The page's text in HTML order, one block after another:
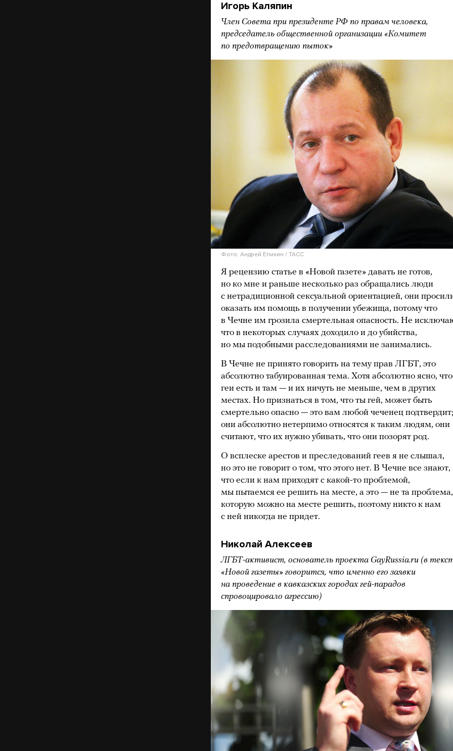
Игорь Каляпин
Член Совета при президенте РФ по правам человека,
председатель общественной организации «Комитет
по предотвращению пыток»
Фото: Андрей Епихин / ТАСС
Я рецензию статье в «Новой газете» давать не готов,
но ко мне и раньше несколько раз обращались люди
с нетрадиционной сексуальной ориентацией, они
оказать им помощь в получении убежища, потому что
в Чечне им грозила смертельная опасность. Не
что в некоторых случаях доходило и до убийства,
но мы подобными расследованиями не занимались.
В Чечне не принято говорить на тему прав ЛГБТ, это
абсолютно табуированная тема. Хотя абсолютно ясно, что
геи есть и там — и их ничуть не меньше, чем в других
местах. Но признаться в том, что ты гей, может быть
смертельно опасно — это вам любой чеченец подтвердит;
они абсолютно нетерпимо относятся к таким людям, они
считают, что их нужно убивать, что они позорят род.
О всплеске арестов и преследований геев я не слышал,
но это не говорит о том, что этого нет. В Чечне все знают,
что если к нам приходят с какой-то проблемой,
мы пытаемся ее решить на месте, а это — не та проблема,
которую можно на месте решить, поэтому никто к нам
с ней никогда не придет.
Николай Алексеев
ЛГБТ-активист, основатель проекта GayRussia.ru (в
«Новой газеты» говорится, что именно его заявки
на проведение в кавказских городах гей-парадов
спровоцировало агрессию)